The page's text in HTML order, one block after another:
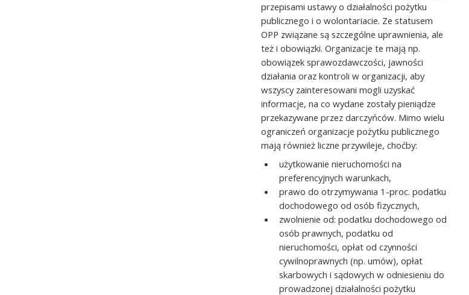
przepisami ustawy o działalności pożytku
publicznego i o wolontariacie. Ze statusem
OPP związane są szczególne uprawnienia, ale
też i obowiązki. Organizacje te mają np.
obowiązek sprawozdawczości, jawności
działania oraz kontroli w organizacji, aby
wszyscy zainteresowani mogli uzyskać
informacje, na co wydane zostały pieniądze
przekazywane przez darczyńców. Mimo wielu
ograniczeń organizacje pożytku publicznego
mają również liczne przywileje, choćby:
użytkowanie nieruchomości na
preferencyjnych warunkach,
prawo do otrzymywania 1-proc. podatku
dochodowego od osób fizycznych,
zwolnienie od: podatku dochodowego od
osób prawnych, podatku od
nieruchomości, opłat od czynności
cywilnoprawnych (np. umów), opłat
skarbowych i sądowych w odniesieniu do
prowadzonej działalności pożytku